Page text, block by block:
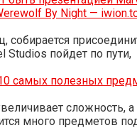
By Night —
собирается
Studios пойдет по пути,
самых полезных
сложность, а
много предметов